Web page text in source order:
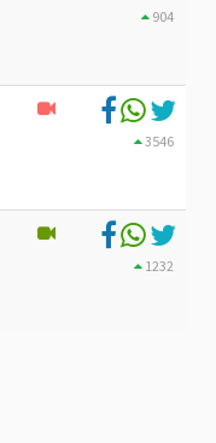
904
3546
1232